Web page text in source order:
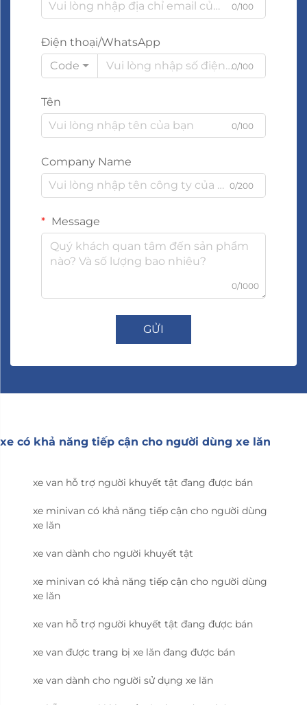
0/100
Điện thoại/WhatsApp
Code
0/100
Tên
0/100
Company Name
0/200
Message
0/1000
GỬI
xe có khả năng tiếp cận cho người dùng xe lăn
xe van hỗ trợ người khuyết tật đang được bán
xe minivan có khả năng tiếp cận cho người dùng
xe lăn
xe van dành cho người khuyết tật
xe minivan có khả năng tiếp cận cho người dùng
xe lăn
xe van hỗ trợ người khuyết tật đang được bán
xe van được trang bị xe lăn đang được bán
xe van dành cho người sử dụng xe lăn